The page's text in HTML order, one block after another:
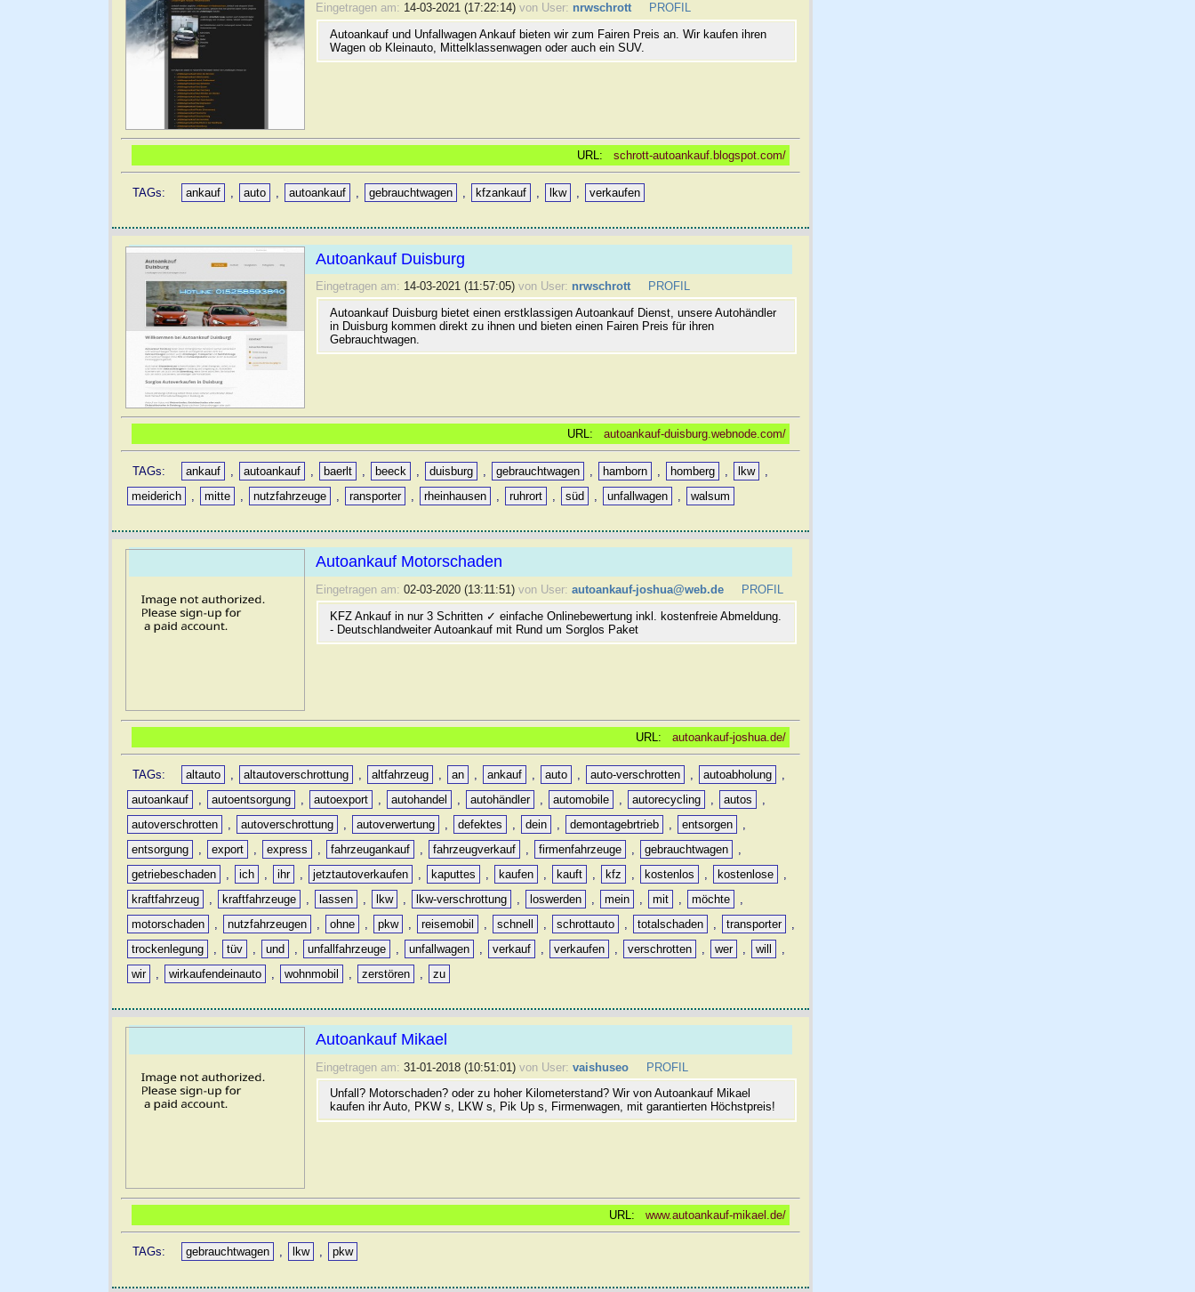
Eingetragen am: 14-03-2021 (17:22:14) von User: nrwschrott
PROFIL
Autoankauf und Unfallwagen Ankauf bieten wir zum Fairen Preis an. Wir kaufen ihren
Wagen ob Kleinauto, Mittelklassenwagen oder auch ein SUV.
URL: schrott-autoankauf.blogspot.com/
TAGs: ankauf auto autoankauf gebrauchtwagen kfzankauf lkw verkaufen
Autoankauf Duisburg
Eingetragen am: 14-03-2021 (11:57:05) von User: nrwschrott
PROFIL
Autoankauf Duisburg bietet einen erstklassigen Autoankauf Dienst, unsere Autohändler
in Duisburg kommen direkt zu ihnen und bieten einen Fairen Preis für ihren
Gebrauchtwagen.
URL: autoankauf-duisburg.webnode.com/
TAGs: ankauf autoankauf baerlt beeck duisburg gebrauchtwagen hamborn homberg lkw
meiderich
mitte nutzfahrzeuge ransporter rheinhausen ruhrort süd unfallwagen walsum
Autoankauf Motorschaden
Eingetragen am: 02-03-2020 (13:11:51) von User: autoankauf-joshua@web.de
PROFIL
KFZ Ankauf in nur 3 Schritten ✓ einfache Onlinebewertung inkl. kostenfreie Abmeldung.
- Deutschlandweiter Autoankauf mit Rund um Sorglos Paket
URL: autoankauf-joshua.de/
TAGs: altauto altautoverschrottung altfahrzeug an ankauf auto auto-verschrotten autoabholung
autoankauf
autoentsorgung autoexport autohandel autohändler automobile autorecycling autos
autoverschrotten
autoverschrottung autoverwertung defektes dein demontagebrtrieb entsorgen
entsorgung
export express fahrzeugankauf fahrzeugverkauf firmenfahrzeuge gebrauchtwagen
getriebeschaden
ich ihr jetztautoverkaufen kaputtes kaufen kauft kfz kostenlos kostenlose
kraftfahrzeug
kraftfahrzeuge lassen lkw lkw-verschrottung loswerden mein mit möchte
motorschaden
nutzfahrzeugen ohne pkw reisemobil schnell schrottauto totalschaden transporter
trockenlegung
tüv und unfallfahrzeuge unfallwagen verkauf verkaufen verschrotten wer will
wir
wirkaufendeinauto wohnmobil zerstören zu
Autoankauf Mikael
Eingetragen am: 31-01-2018 (10:51:01) von User: vaishuseo
PROFIL
Unfall? Motorschaden? oder zu hoher Kilometerstand? Wir von Autoankauf Mikael
kaufen ihr Auto, PKW s, LKW s, Pik Up s, Firmenwagen, mit garantierten Höchstpreis!
URL: www.autoankauf-mikael.de/
TAGs: gebrauchtwagen , lkw , pkw